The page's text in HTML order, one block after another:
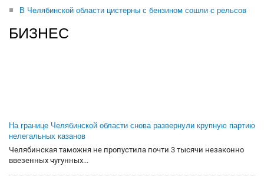
В Челябинской области цистерны с бензином сошли с рельсов
БИЗНЕС
На границе Челябинской области снова развернули крупную партию
нелегальных казанов
Челябинская таможня не пропустила почти 3 тысячи незаконно
ввезенных чугунных...